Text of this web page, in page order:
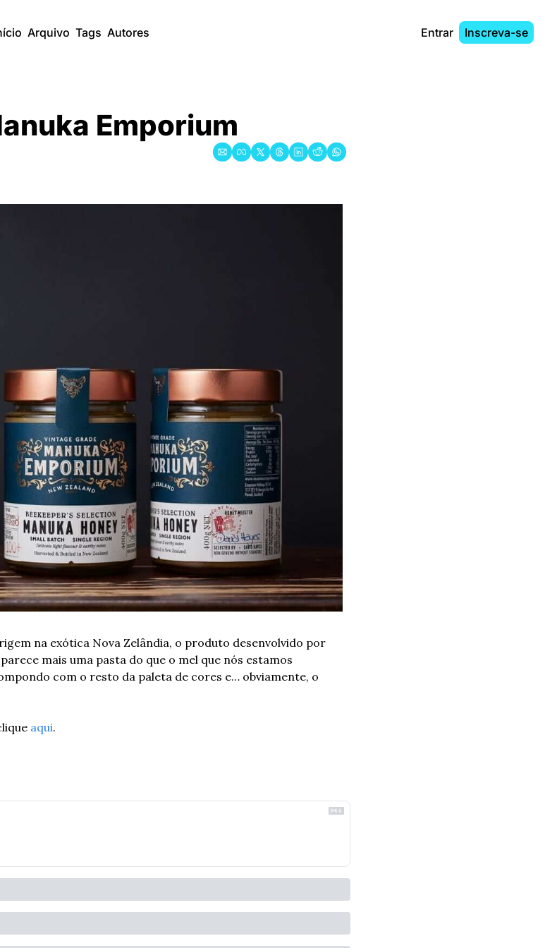
Arquivo Tags Autores Entrar Inscreva-se
Emporium
na exótica Nova Zelândia, o produto desenvolvido por
mais uma pasta do que o mel que nós estamos
com o resto da paleta de cores e… obviamente, o
aqui.